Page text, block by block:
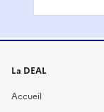
La DEAL
Accueil